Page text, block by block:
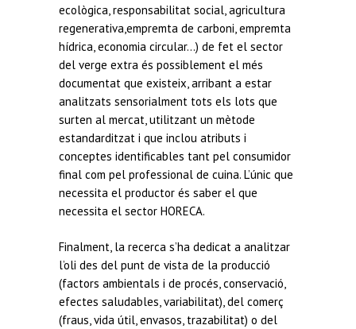
ecològica, responsabilitat social, agricultura
regenerativa,empremta de carboni, empremta
hídrica, economia circular…) de fet el sector
del verge extra és possiblement el més
documentat que existeix, arribant a estar
analitzats sensorialment tots els lots que
surten al mercat, utilitzant un mètode
estandarditzat i que inclou atributs i
conceptes identificables tant pel consumidor
final com pel professional de cuina. L’únic que
necessita el productor és saber el que
necessita el sector HORECA.
Finalment, la recerca s’ha dedicat a analitzar
l’oli des del punt de vista de la producció
(factors ambientals i de procés, conservació,
efectes saludables, variabilitat), del comerç
(fraus, vida útil, envasos, trazabilitat) o del